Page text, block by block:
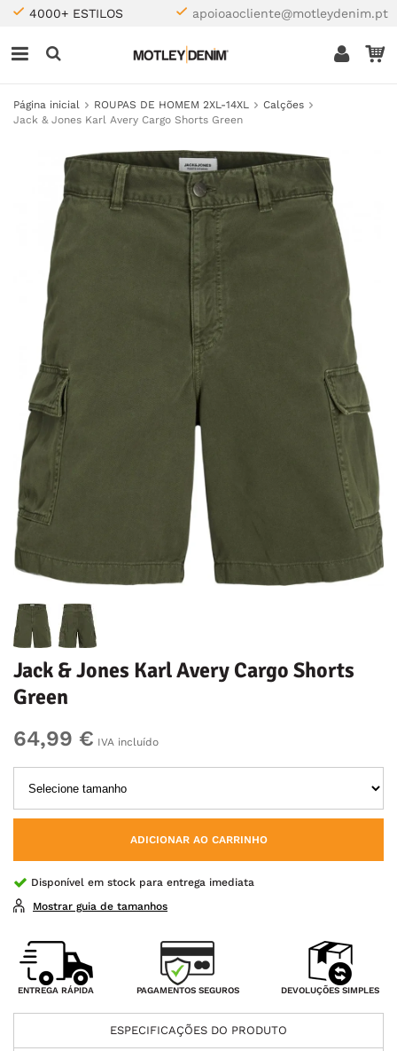
4000+ ESTILOS apoioaocliente@motleydenim.pt
Página inicial ROUPAS DE HOMEM 2XL-14XL
Calções
Jack & Jones Karl Avery Cargo Shorts Green
Jack & Jones Karl Avery Cargo Shorts
Green
64,99 € IVA incluído
ADICIONAR AO CARRINHO
Disponível em stock para entrega imediata
Mostrar guia de tamanhos
ENTREGA RÁPIDA PAGAMENTOS SEGUROS DEVOLUÇÕES SIMPLES
ESPECIFICAÇÕES DO PRODUTO